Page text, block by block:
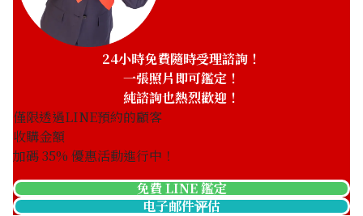
24小時免費隨時受理諮詢！
一張照片即可鑑定！
純諮詢也熱烈歡迎！
僅限透過LINE預約的顧客
收購金額
加碼35% 優惠活動進行中！
免費 LINE 鑑定
电子邮件评估